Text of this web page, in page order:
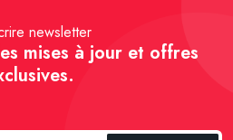
newsletter
mises à jour et offres